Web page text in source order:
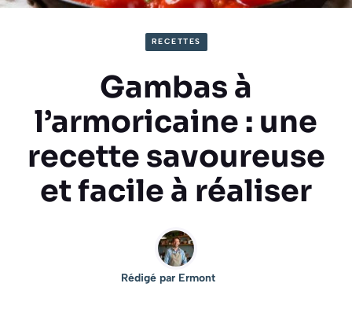
RECETTES
Gambas à
l’armoricaine : une
recette savoureuse
et facile à réaliser
Rédigé par Ermont